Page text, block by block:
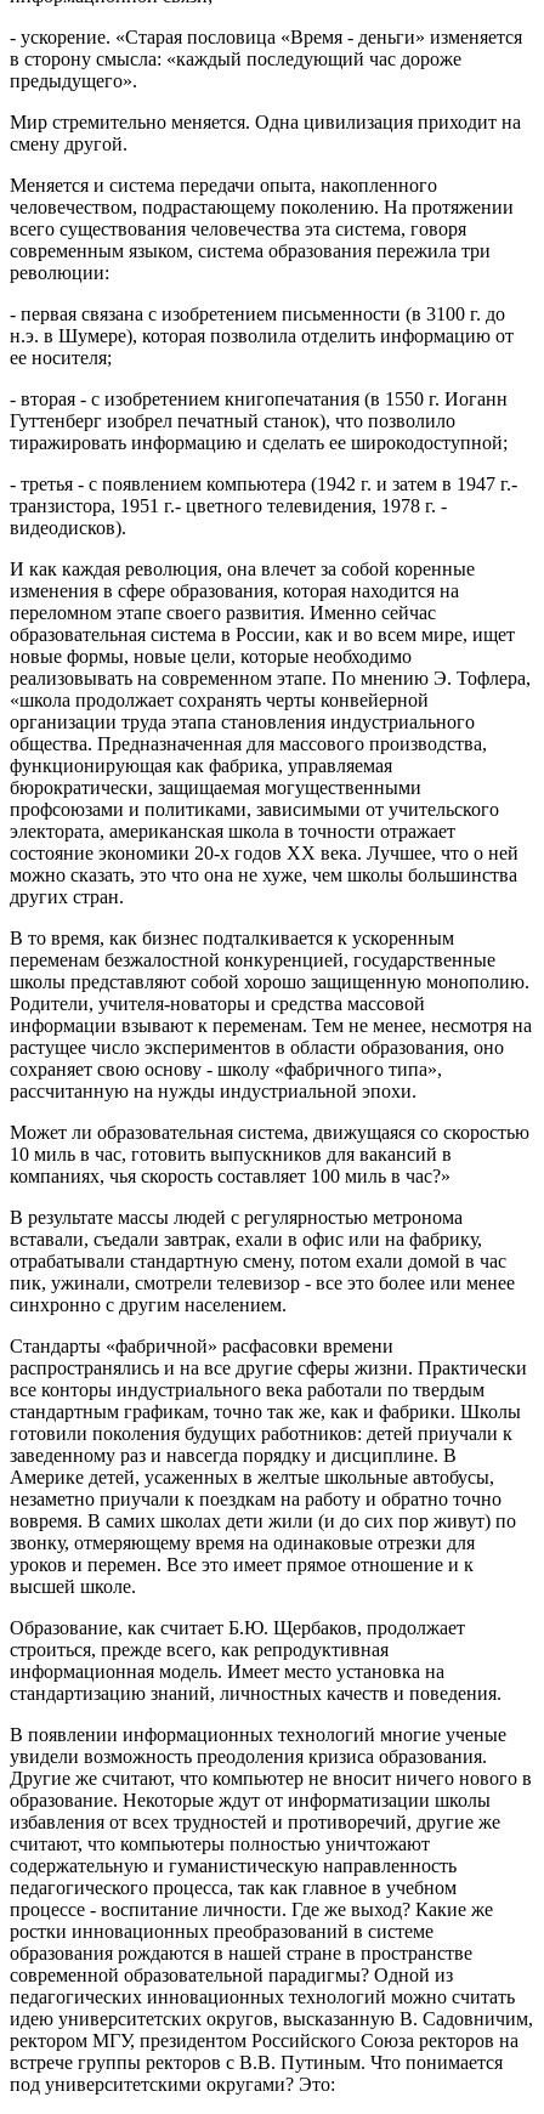
- ускорение. «Старая пословица «Время - деньги» изменяется
в сторону смысла: «каждый последующий час дороже
предыдущего».
Мир стремительно меняется. Одна цивилизация приходит на
смену другой.
Меняется и система передачи опыта, накопленного
человечеством, подрастающему поколению. На протяжении
всего существования человечества эта система, говоря
современным языком, система образования пережила три
революции:
- первая связана с изобретением письменности (в 3100 г. до
н.э. в Шумере), которая позволила отделить информацию от
ее носителя;
- вторая - с изобретением книгопечатания (в 1550 г. Иоганн
Гуттенберг изобрел печатный станок), что позволило
тиражировать информацию и сделать ее широкодоступной;
- третья - с появлением компьютера (1942 г. и затем в 1947 г.-
транзистора, 1951 г.- цветного телевидения, 1978 г. -
видеодисков).
И как каждая революция, она влечет за собой коренные
изменения в сфере образования, которая находится на
переломном этапе своего развития. Именно сейчас
образовательная система в России, как и во всем мире, ищет
новые формы, новые цели, которые необходимо
реализовывать на современном этапе. По мнению Э. Тофлера,
«школа продолжает сохранять черты конвейерной
организации труда этапа становления индустриального
общества. Предназначенная для массового производства,
функционирующая как фабрика, управляемая
бюрократически, защищаемая могущественными
профсоюзами и политиками, зависимыми от учительского
электората, американская школа в точности отражает
состояние экономики 20-х годов XX века. Лучшее, что о ней
можно сказать, это что она не хуже, чем школы большинства
других стран.
В то время, как бизнес подталкивается к ускоренным
переменам безжалостной конкуренцией, государственные
школы представляют собой хорошо защищенную монополию.
Родители, учителя-новаторы и средства массовой
информации взывают к переменам. Тем не менее, несмотря на
растущее число экспериментов в области образования, оно
сохраняет свою основу - школу «фабричного типа»,
рассчитанную на нужды индустриальной эпохи.
Может ли образовательная система, движущаяся со скоростью
10 миль в час, готовить выпускников для вакансий в
компаниях, чья скорость составляет 100 миль в час?»
В результате массы людей с регулярностью метронома
вставали, съедали завтрак, ехали в офис или на фабрику,
отрабатывали стандартную смену, потом ехали домой в час
пик, ужинали, смотрели телевизор - все это более или менее
синхронно с другим населением.
Стандарты «фабричной» расфасовки времени
распространялись и на все другие сферы жизни. Практически
все конторы индустриального века работали по твердым
стандартным графикам, точно так же, как и фабрики. Школы
готовили поколения будущих работников: детей приучали к
заведенному раз и навсегда порядку и дисциплине. В
Америке детей, усаженных в желтые школьные автобусы,
незаметно приучали к поездкам на работу и обратно точно
вовремя. В самих школах дети жили (и до сих пор живут) по
звонку, отмеряющему время на одинаковые отрезки для
уроков и перемен. Все это имеет прямое отношение и к
высшей школе.
Образование, как считает Б.Ю. Щербаков, продолжает
строиться, прежде всего, как репродуктивная
информационная модель. Имеет место установка на
стандартизацию знаний, личностных качеств и поведения.
В появлении информационных технологий многие ученые
увидели возможность преодоления кризиса образования.
Другие же считают, что компьютер не вносит ничего нового в
образование. Некоторые ждут от информатизации школы
избавления от всех трудностей и противоречий, другие же
считают, что компьютеры полностью уничтожают
содержательную и гуманистическую направленность
педагогического процесса, так как главное в учебном
процессе - воспитание личности. Где же выход? Какие же
ростки инновационных преобразований в системе
образования рождаются в нашей стране в пространстве
современной образовательной парадигмы? Одной из
педагогических инновационных технологий можно считать
идею университетских округов, высказанную В. Садовничим,
ректором МГУ, президентом Российского Союза ректоров на
встрече группы ректоров с В.В. Путиным. Что понимается
под университетскими округами? Это: